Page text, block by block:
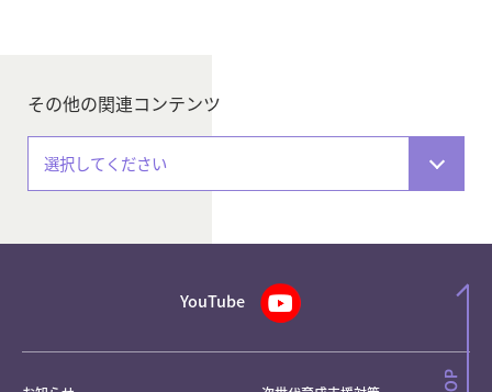
その他の関連コンテンツ
選択してください
YouTube